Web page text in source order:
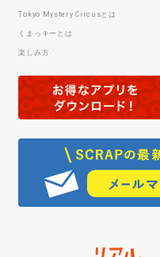
Tokyo Mystery Circusとは
くまっキーとは
楽しみ方